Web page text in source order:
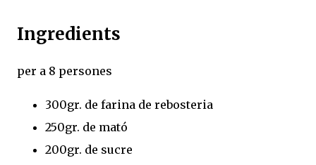
Ingredients
per a 8 persones
300gr. de farina de rebosteria
250gr. de mató
200gr. de sucre